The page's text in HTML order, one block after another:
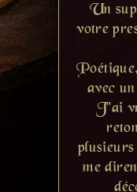
Un
votre
avec
J''ai
plusieurs
me